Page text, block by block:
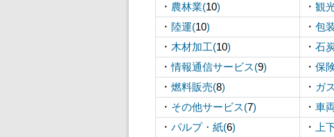
・ 農林業(10) ・ 観
・ 陸運(10) ・ 包
・ 木材加工(10) ・ 石
・情報通信サービス(9) ・ 保
・ 燃料販売(8) ・ ガ
・ その他サービス(7) ・ 車
・ パルプ・紙(6) ・ 上